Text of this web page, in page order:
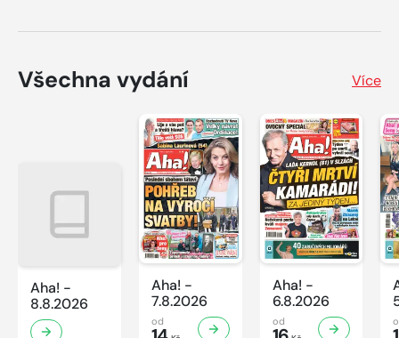
Všechna vydání Více
Aha! -
8.8.2026
Aha! -
7.8.2026
od
Aha! -
6.8.2026
od